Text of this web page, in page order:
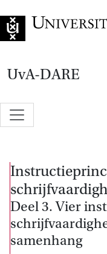
UvA-DARE
Deel 3. Vier
samenhang